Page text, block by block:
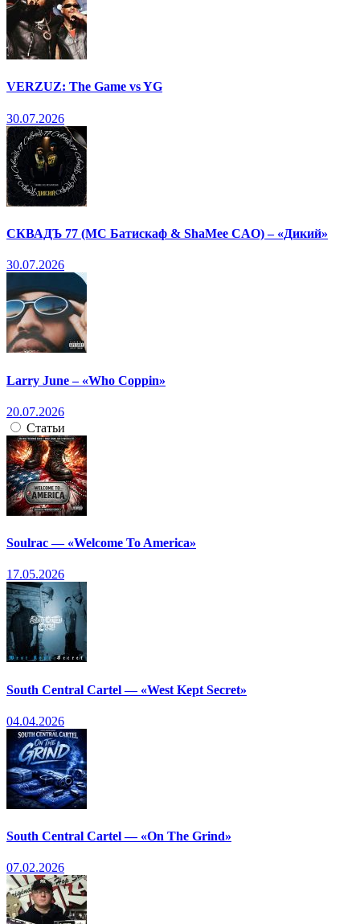
VERZUZ: The Game vs YG
30.07.2026
СКВАДЪ 77 (МС Батискаф & ShaMee CAO) – «Дикий»
30.07.2026
Larry June – «Who Coppin»
20.07.2026
Статьи
Soulrac — «Welcome To America»
17.05.2026
South Central Cartel — «West Kept Secret»
04.04.2026
South Central Cartel — «On The Grind»
07.02.2026